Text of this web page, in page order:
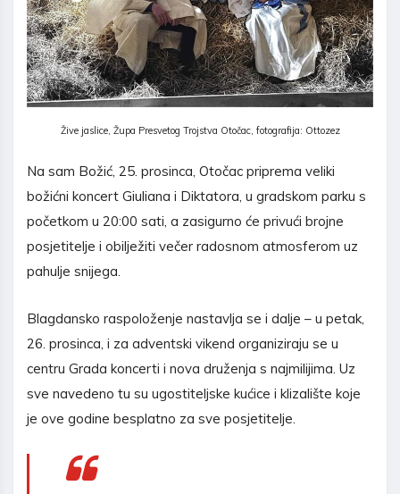
Žive jaslice, Župa Presvetog Trojstva Otočac, fotografija: Ottozez
Na sam Božić, 25. prosinca, Otočac priprema veliki
božićni koncert Giuliana i Diktatora, u gradskom parku s
početkom u 20:00 sati, a zasigurno će privući brojne
posjetitelje i obilježiti večer radosnom atmosferom uz
pahulje snijega.
Blagdansko raspoloženje nastavlja se i dalje – u petak,
26. prosinca, i za adventski vikend organiziraju se u
centru Grada koncerti i nova druženja s najmilijima. Uz
sve navedeno tu su ugostiteljske kućice i klizalište koje
je ove godine besplatno za sve posjetitelje.